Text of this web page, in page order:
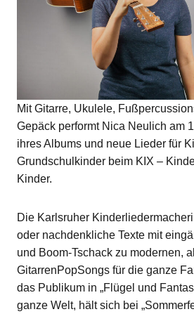
Mit Gitarre, Ukulele,
Gepäck performt Nica Neulich am
ihres Albums und neue Lieder für
Grundschulkinder beim KIX –
Kinder.
Die Karlsruher
oder nachdenkliche Texte mit
und Boom-Tschack zu modernen,
GitarrenPopSongs für die ganze
das Publikum in „Flügel und
ganze Welt, hält sich bei